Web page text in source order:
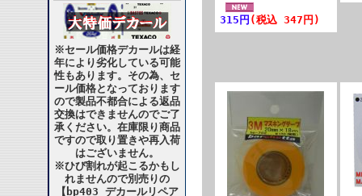
※セール価格デカールは経
年により劣化している可能
性もあります。その為、セ
ール価格となっております
ので製品不都合による返品
交換はできませんのでご了
承ください。在庫限り商品
ですので取り置きや再入荷
はございません。
※ひび割れが起こるかもし
れませんので別売りの
【bp403 デカールリペア
315円 (税込 347円)